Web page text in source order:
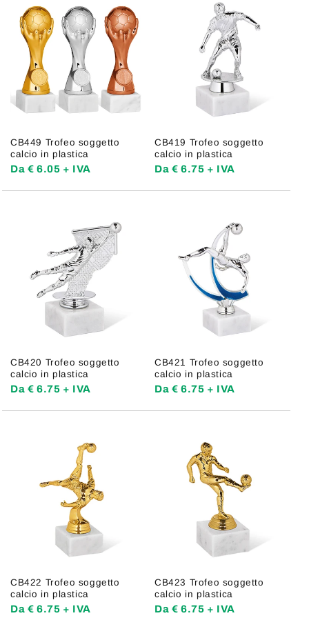
e
CB449 Trofeo soggetto
calcio in plastica
Da € 6.05 + IVA
CB419 Trofeo soggetto
calcio in plastica
Da € 6.75 + IVA
CB420 Trofeo soggetto
calcio in plastica
Da € 6.75 + IVA
CB421 Trofeo soggetto
calcio in plastica
Da € 6.75 + IVA
CB422 Trofeo soggetto
calcio in plastica
Da € 6.75 + IVA
CB423 Trofeo soggetto
calcio in plastica
Da € 6.75 + IVA